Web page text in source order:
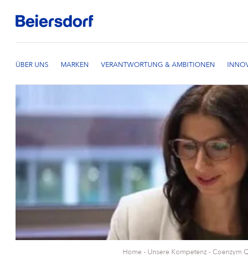
Home - Unsere Kompetenz - Coenzym